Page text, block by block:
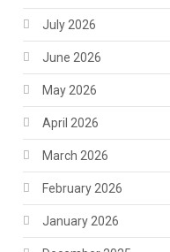
July 2026
June 2026
May 2026
April 2026
March 2026
February 2026
January 2026